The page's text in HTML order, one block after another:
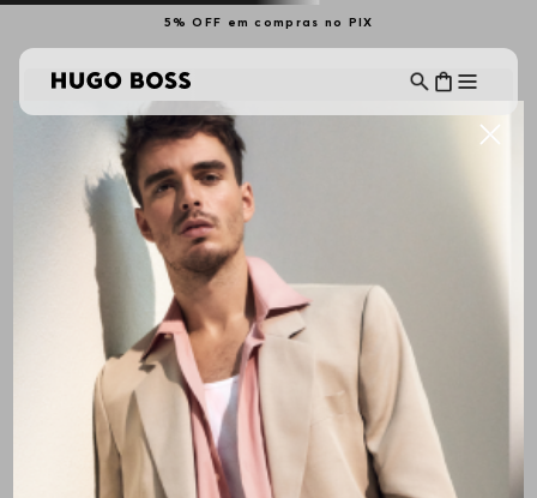
5% OFF em compras no PIX